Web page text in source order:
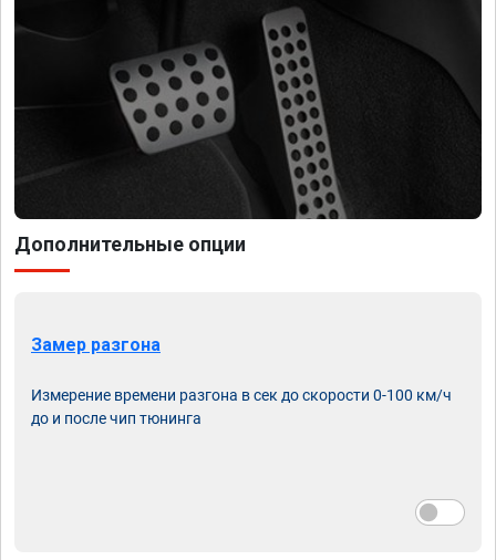
Дополнительные опции
Замер разгона
Измерение времени разгона в сек до скорости 0-100 км/ч
до и после чип тюнинга